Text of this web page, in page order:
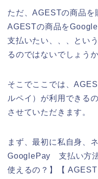
ただ、AGESTの商品を
AGESTの商品を
支払いたい、、、とい
るのではないでしょう
そこでここでは、
ルペイ）が利用できる
させていただきます。
まず、最初に私自身、
GooglePay 支払い方
使えるの？】【